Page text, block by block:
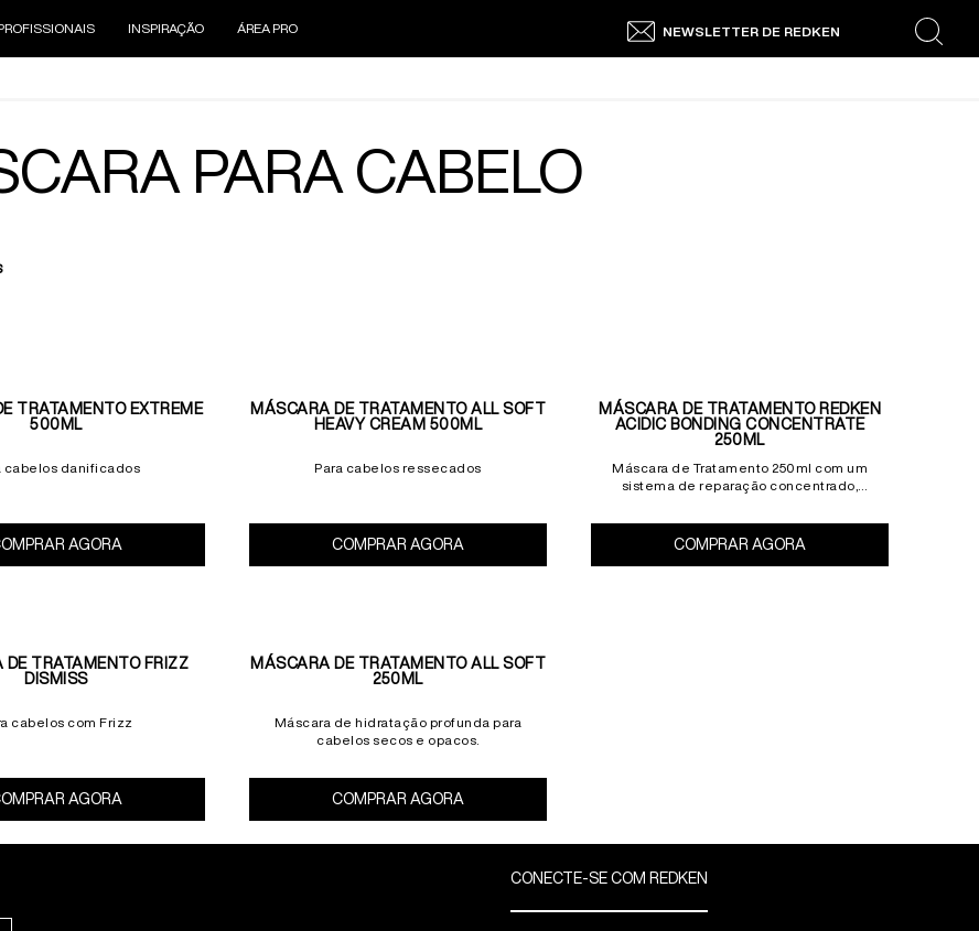
INSPIRAÇÃO ÁREA PRO
NEWSLETTER DE REDKEN
search
PARA CABELO
TRATAMENTO EXTREME
500ML
cabelos danificados
AGORA Máscara de Tratamento Extreme 500ml
MÁSCARA DE TRATAMENTO ALL SOFT
HEAVY CREAM 500ML
Para cabelos ressecados
COMPRAR AGORA Máscara de Tratamento All Soft Heavy Cream 500ml
MÁSCARA DE TRATAMENTO REDKEN
ACIDIC BONDING CONCENTRATE
250ML
Máscara de Tratamento 250ml com um
sistema de reparação concentrado,
danificados.
COMPRAR AGORA
DE TRATAMENTO FRIZZ
DISMISS
cabelos com Frizz
AGORA Máscara de Tratamento Frizz Dismiss
MÁSCARA DE TRATAMENTO ALL SOFT
250ML
Máscara de hidratação profunda para
cabelos secos e opacos.
COMPRAR AGORA
CONECTE-SE COM REDKEN